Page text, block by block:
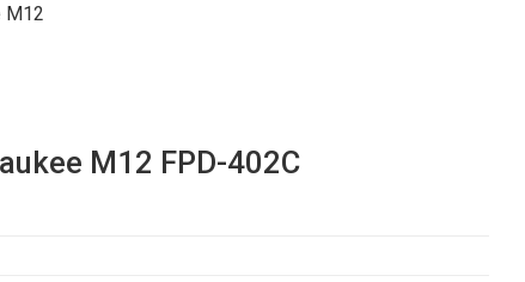
M12
M12 FPD-402C